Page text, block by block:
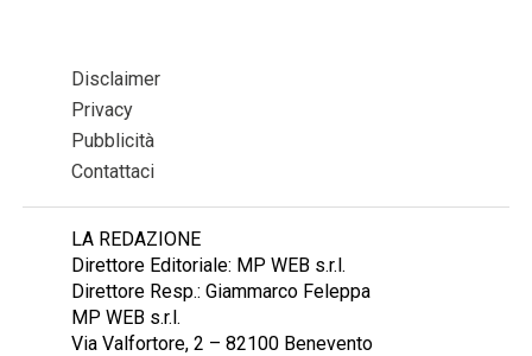
Disclaimer
Privacy
Pubblicità
Contattaci
LA REDAZIONE
Direttore Editoriale: MP WEB s.r.l.
Direttore Resp.: Giammarco Feleppa
MP WEB s.r.l.
Via Valfortore, 2 – 82100 Benevento